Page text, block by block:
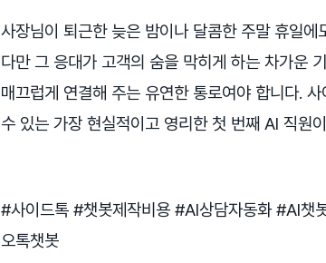
사장님이 퇴근한 늦은 밤이나 달콤한 주말 휴일
다만 그 응대가 고객의 숨을 막히게 하는 차가운
매끄럽게 연결해 주는 유연한 통로여야 합니다.
수 있는 가장 현실적이고 영리한 첫 번째 AI 직원
#사이드톡 #챗봇제작비용 #AI상담자동화 #AI챗
오톡챗봇